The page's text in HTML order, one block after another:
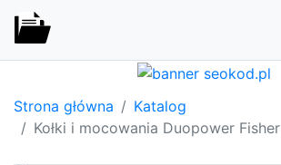
Strona główna
Katalog
Kołki i mocowania Duopower Fisher